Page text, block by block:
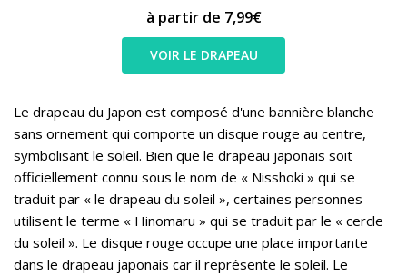
à partir de 7,99€
VOIR LE DRAPEAU
Le drapeau du Japon est composé d'une bannière blanche
sans ornement qui comporte un disque rouge au centre,
symbolisant le soleil. Bien que le drapeau japonais soit
officiellement connu sous le nom de « Nisshoki » qui se
traduit par « le drapeau du soleil », certaines personnes
utilisent le terme « Hinomaru » qui se traduit par le « cercle
du soleil ». Le disque rouge occupe une place importante
dans le drapeau japonais car il représente le soleil. Le